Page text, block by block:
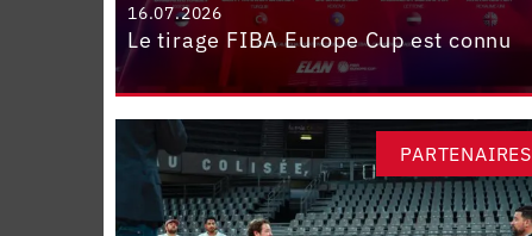
16.07.2026
Le tirage FIBA Europe Cup est connu
PARTENAIRES